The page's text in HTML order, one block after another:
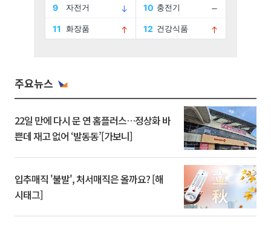
주요뉴스
22일 만에 다시 문 연 홈플러스…정상화 바
쁜데 재고 없어 ‘발동동’[가보니]
입추매직 '불발', 처서매직은 올까요? [해
시태그]